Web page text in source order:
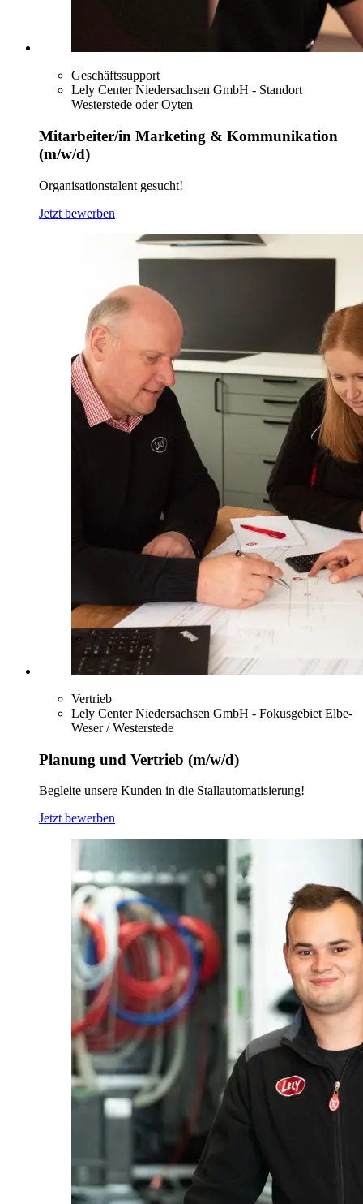
Geschäftssupport
Lely Center Niedersachsen GmbH - Standort
Westerstede oder Oyten
Mitarbeiter/in Marketing & Kommunikation
(m/w/d)
Organisationstalent gesucht!
Jetzt bewerben
Vertrieb
Lely Center Niedersachsen GmbH - Fokusgebiet Elbe-
Weser / Westerstede
Planung und Vertrieb (m/w/d)
Begleite unsere Kunden in die Stallautomatisierung!
Jetzt bewerben